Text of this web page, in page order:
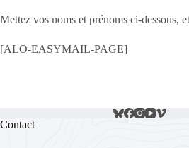
Mettez vos noms et prénoms ci-dessous,
[ALO-EASYMAIL-PAGE]
Contact